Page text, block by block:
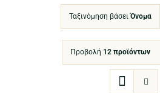
Ταξινόμηση βάσειΌνομα
Προβολή 12 προϊόντων